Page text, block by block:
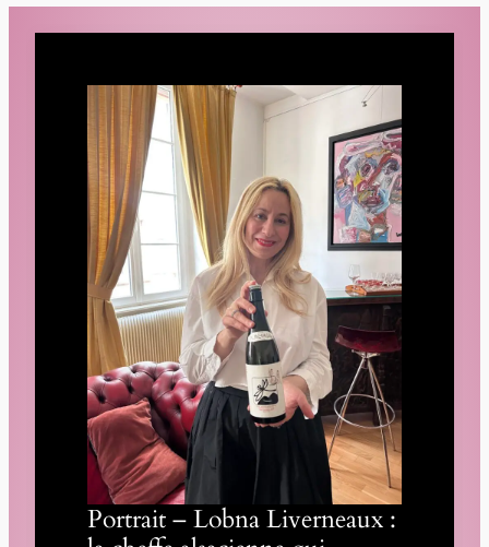
Portrait – Lobna Liverneaux :